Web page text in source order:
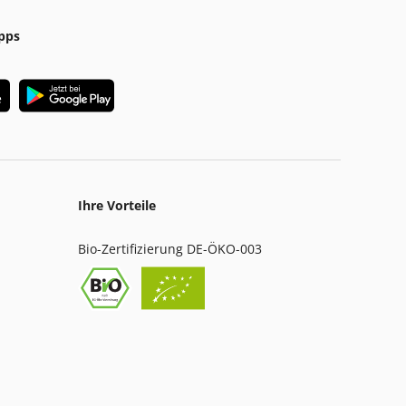
Ihre Vorteile
Bio-Zertifizierung DE-ÖKO-003